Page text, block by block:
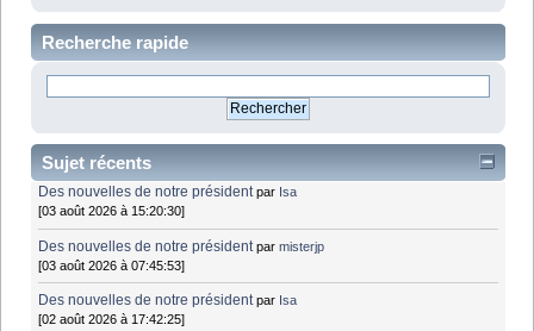
Recherche rapide
Sujet récents
Des nouvelles de notre président par Isa
[03 août 2026 à 15:20:30]
Des nouvelles de notre président parmisterjp
[03 août 2026 à 07:45:53]
Des nouvelles de notre président par Isa
[02 août 2026 à 17:42:25]